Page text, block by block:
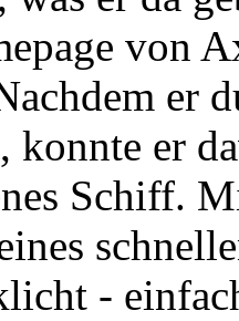
von
er
konnte er
Schiff.
-